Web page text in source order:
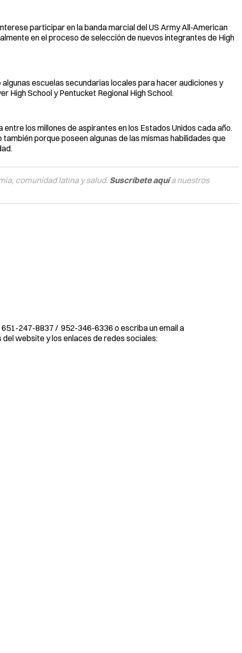
participar en la banda marcial del US Army All-American
en el proceso de selección de nuevos integrantes de High
escuelas secundarias locales para hacer audiciones y
High School y Pentucket Regional High School.
los millones de aspirantes en los Estados Unidos cada año.
porque poseen algunas de las mismas habilidades que
comunidad latina y salud. Suscríbete aquía nuestros
247-8837 / 952-346-6336 o escriba un email a
website y los enlaces de redes sociales: